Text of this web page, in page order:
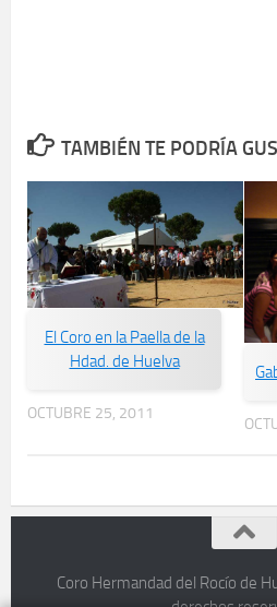
TAMBIÉN TE PODRÍA
El Coro en la Paella de la
Hdad. de Huelva
OCTUBRE 25, 2011
Coro Hermandad del Rocío de